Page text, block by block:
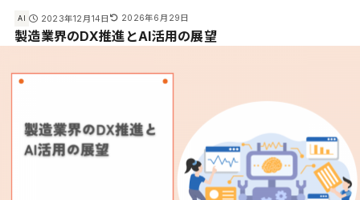
AI 2023年12月14日 2026年6月29日
製造業界のDX推進とAI活用の展望